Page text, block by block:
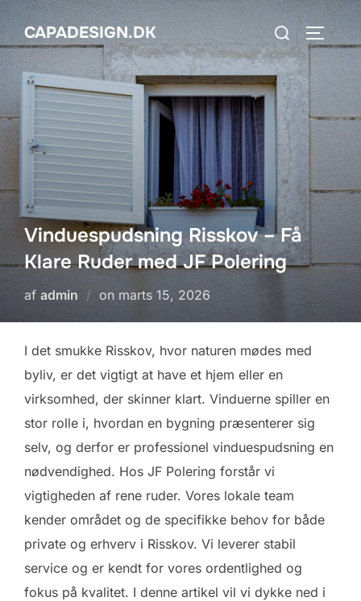
Videre
CAPADESIGN.DK
Søg
efter:
SLÅ
Vinduespudsning Risskov – Få
Klare Ruder med JF Polering
af admin on Udgivet
marts 15, 2026
I det smukke Risskov, hvor naturen mødes med
byliv, er det vigtigt at have et hjem eller en
virksomhed, der skinner klart. Vinduerne spiller en
stor rolle i, hvordan en bygning præsenterer sig
selv, og derfor er professionel vinduespudsning en
nødvendighed. Hos JF Polering forstår vi
vigtigheden af rene ruder. Vores lokale team
kender området og de specifikke behov for både
private og erhverv i Risskov. Vi leverer stabil
service og er kendt for vores ordentlighed og
fokus på kvalitet. I denne artikel vil vi dykke ned i